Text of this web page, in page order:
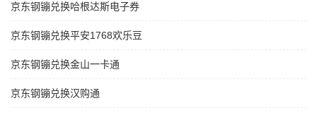
京东钢镚兑换哈根达斯电子券
京东钢镚兑换平安1768欢乐豆
京东钢镚兑换金山一卡通
京东钢镚兑换汉购通